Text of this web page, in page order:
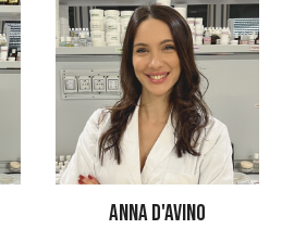
ANNA D'AVINO